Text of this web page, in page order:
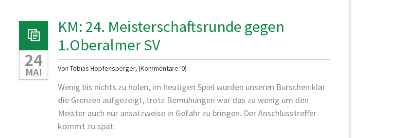
KM: 24. Meisterschaftsrunde gegen
1.Oberalmer SV
24
MAI Von Tobias Hopfensperger, (Kommentare: 0)
Wenig bis nichts zu holen, im heutigen Spiel wurden unseren Burschen klar
die Grenzen aufgezeigt, trotz Bemühungen war das zu wenig um den
Meister auch nur ansatzweise in Gefahr zu bringen. Der Anschlusstreffer
kommt zu spät.